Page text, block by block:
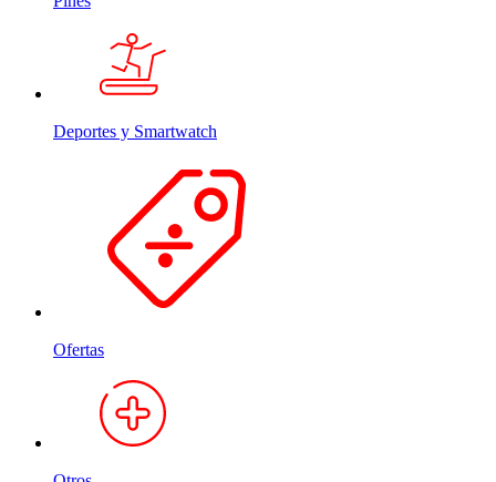
Deportes y Smartwatch
Ofertas